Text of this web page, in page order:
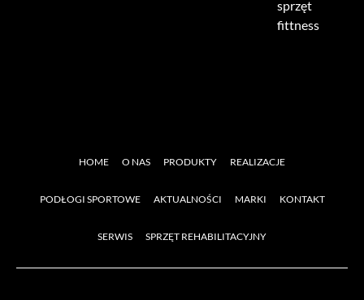
sprzęt
fittness
HOME O NAS PRODUKTY REALIZACJE
PODŁOGI SPORTOWE AKTUALNOŚCI MARKI KONTAKT
SERWIS SPRZĘT REHABILITACYJNY